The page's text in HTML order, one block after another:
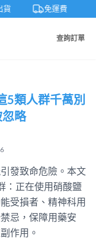
貨 免運費
查詢訂單
5類人群千萬別
略
發致命危險。本文
：正在使用硝酸鹽
受損者、精神科用
忌，保障用藥安
作用。